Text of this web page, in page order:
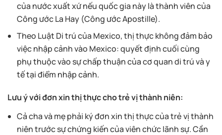
của nước xuất xứ nếu quốc gia này là thành viên của
Công ước La Hay (Công ước Apostille).
Theo Luật Di trú của Mexico, thị thực không đảm bảo
việc nhập cảnh vào Mexico: quyết định cuối cùng
phụ thuộc vào sự chấp thuận của cơ quan di trú và y
tế tại điểm nhập cảnh.
Lưu ý với đơn xin thị thực cho trẻ vị thành niên:
Cả cha và mẹ phải ký đơn xin thị thực của trẻ vị thành
niên trước sự chứng kiến của viên chức lãnh sự. Cần